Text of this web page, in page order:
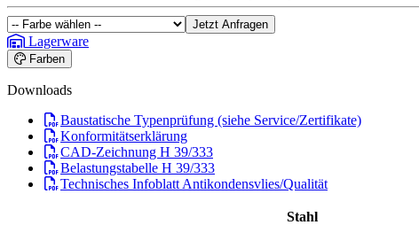
Jetzt Anfragen
Lagerware
Farben
Downloads
Baustatische Typenprüfung (siehe Service/Zertifikate)
Konformitätserklärung
CAD-Zeichnung H 39/333
Belastungstabelle H 39/333
Technisches Infoblatt Antikondensvlies/Qualität
Stahl